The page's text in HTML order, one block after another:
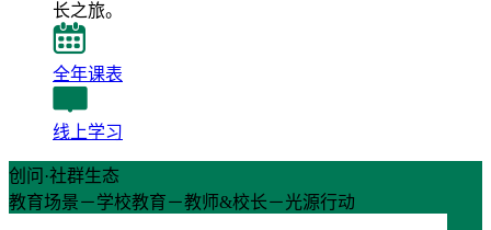
长之旅。
全年课表
线上学习
创问·社群生态
教育场景－学校教育－教师&校长－光源行动